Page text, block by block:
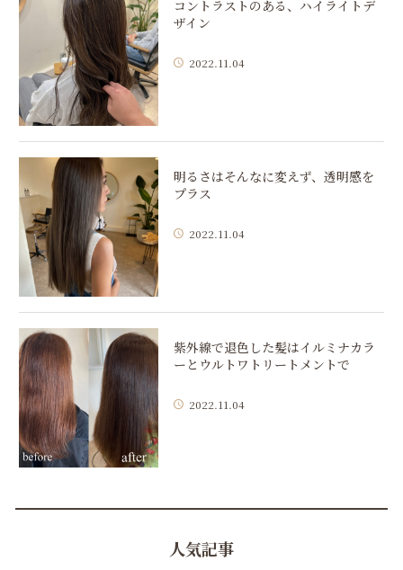
コントラストのある、ハイライトデ
ザイン
2022.11.04
明るさはそんなに変えず、透明感を
プラス
2022.11.04
紫外線で退色した髪はイルミナカラ
ーとウルトワトリートメントで
2022.11.04
人気記事